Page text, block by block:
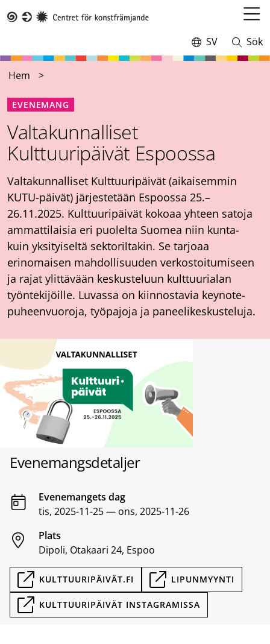
till
Switch
language,
SV
Öppna
och
Sök
Hem
EVENEMANG
Valtakunnalliset
Kulttuuripäivät Espoossa
Valtakunnalliset Kulttuuripäivät (aikaisemmin
KUTU-päivät) järjestetään Espoossa 25.–
26.11.2025. Kulttuuripäivät kokoaa yhteen satoja
ammattilaisia eri puolelta Suomea niin kunta-
kuin yksityiseltä sektoriltakin. Se tarjoaa
erinomaisen mahdollisuuden verkostoitumiseen
ja rajat ylittävään keskusteluun kulttuurialan
työntekijöille. Luvassa on kiinnostavia keynote-
puheenvuoroja, työpajoja ja paneelikeskusteluja.
Evenemangsdetaljer
Evenemangets dag
tis, 2025-11-25 — ons, 2025-11-26
Plats
Dipoli, Otakaari 24, Espoo
KULTTUURIPÄIVÄT.FI LIPUNMYYNTI
KULTTUURIPÄIVÄT INSTAGRAMISSA